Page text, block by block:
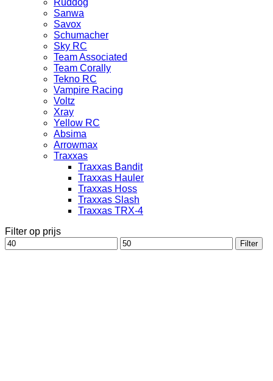
Ruddog
Sanwa
Savox
Schumacher
Sky RC
Team Associated
Team Corally
Tekno RC
Vampire Racing
Voltz
Xray
Yellow RC
Absima
Arrowmax
Traxxas
Traxxas Bandit
Traxxas Hauler
Traxxas Hoss
Traxxas Slash
Traxxas TRX-4
Filter op prijs
Min.
prijs
Max.
prijs
Filter